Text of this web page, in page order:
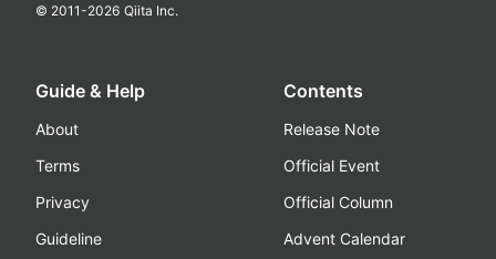
© 2011-2026 Qiita Inc.
Guide & Help
About
Terms
Privacy
Guideline
Contents
Release Note
Official Event
Official Column
Advent Calendar